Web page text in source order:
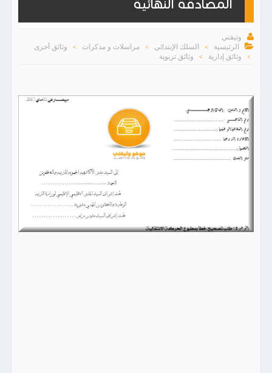
المصادقة النهائية

وثيقتي

الرئيسية > السلك الإبتدائي > مراسلات و مذكرات > وثائق أخرى
> وثائق إدارية > وثائق تربوية